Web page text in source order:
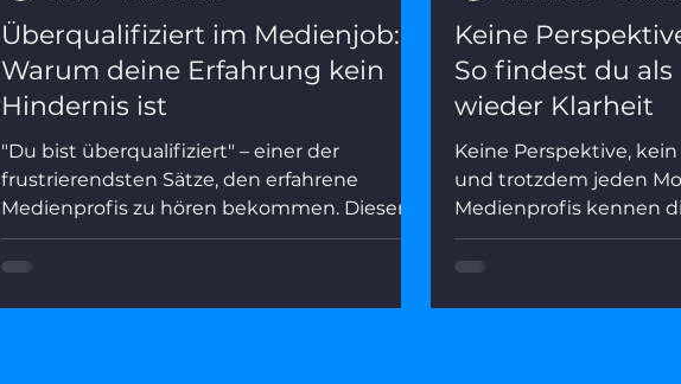
Überqualifiziert im Medienjob:
Warum deine Erfahrung kein
Hindernis ist
"Du bist überqualifiziert" – einer der
frustrierendsten Sätze, den erfahrene
Medienprofis zu hören bekommen. Dieser
Artikel zeigt, was wirklich dahintersteckt,
warum Seniorität kein Karriere-Handicap
Keine
So findest du
wieder Klarheit
Keine Perspektive, kein
und trotzdem jeden
Medienprofis kennen
Dieser Artikel zeigt,
Perspektive kein